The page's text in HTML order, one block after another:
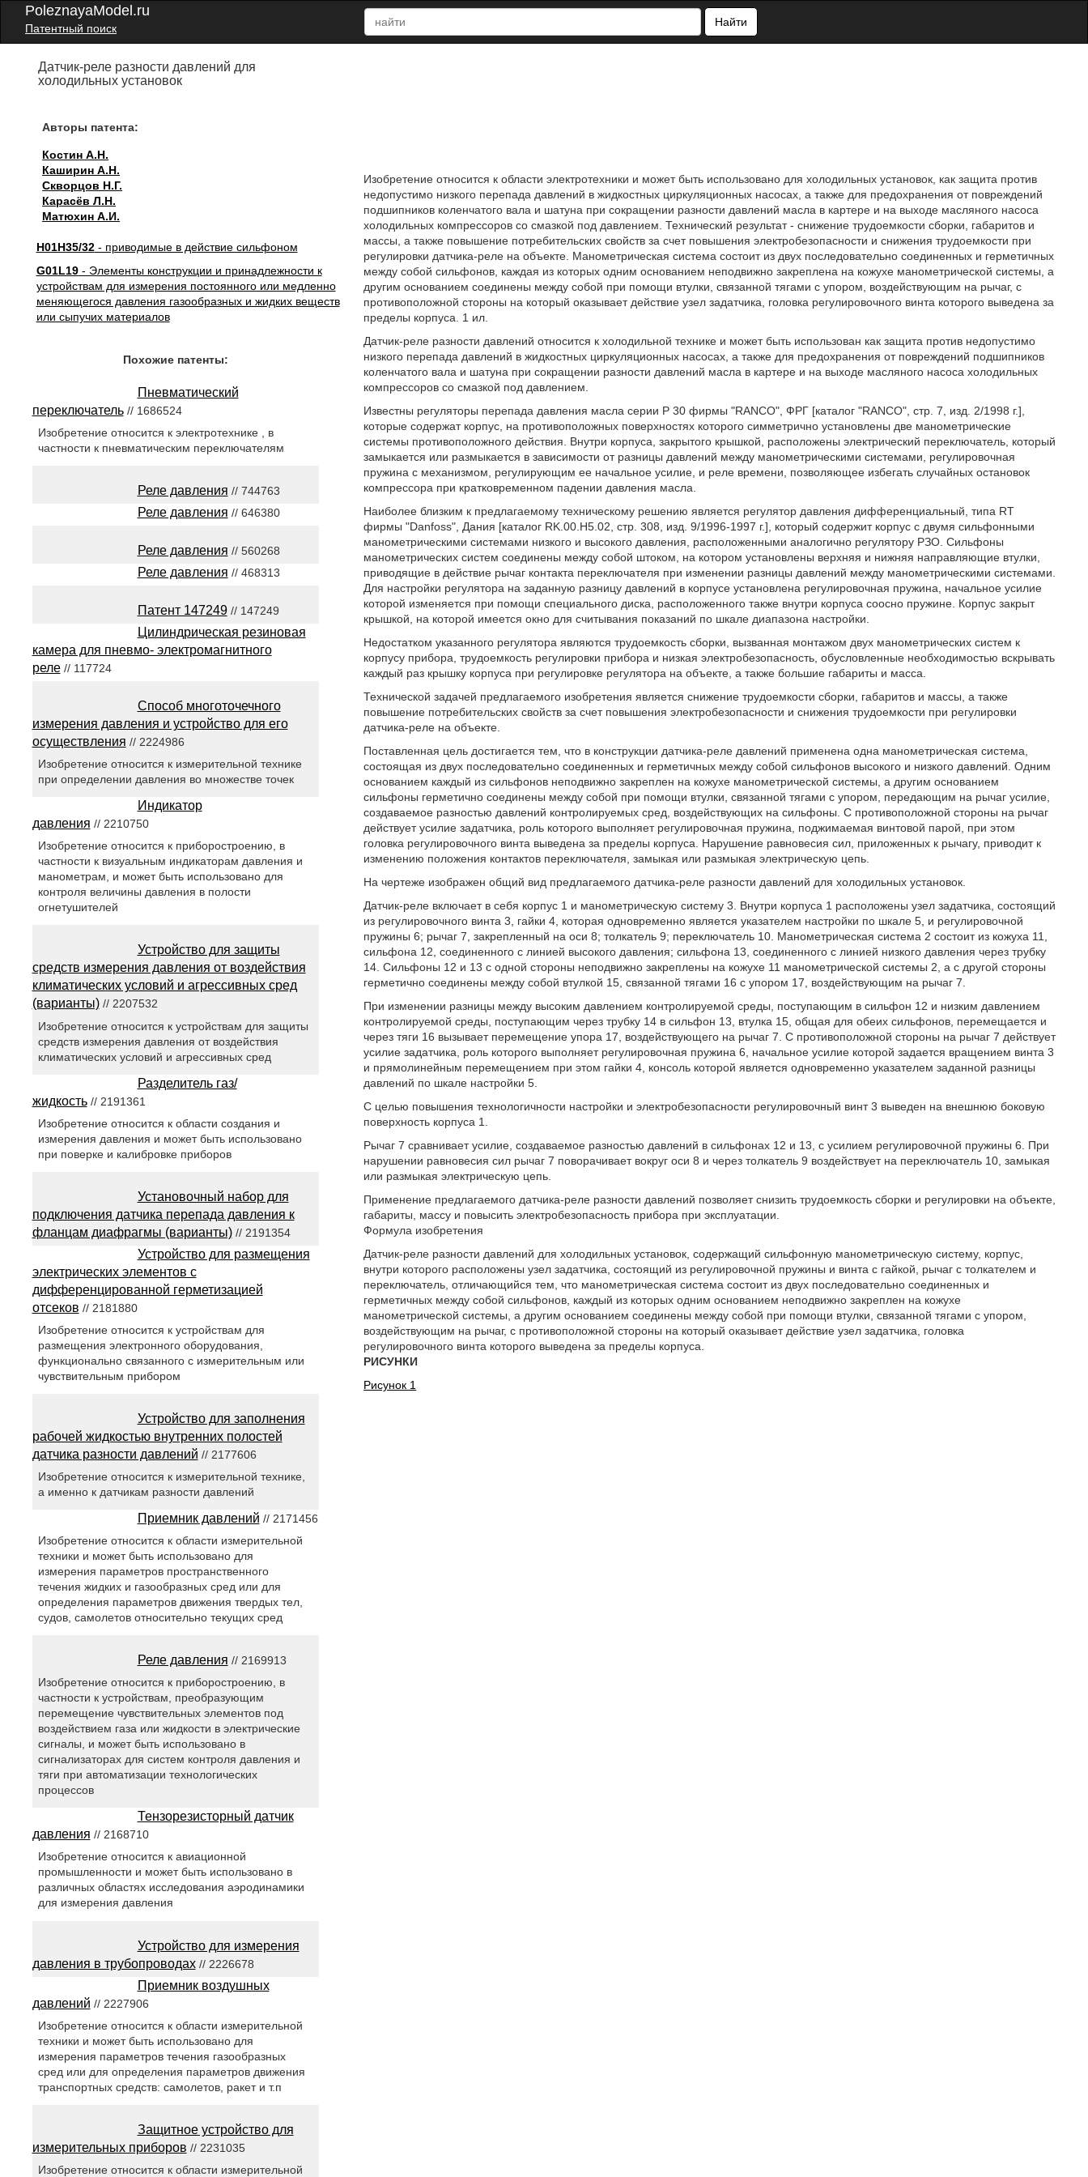
PoleznayaModel.ru
Патентный поиск
Найти
Датчик-реле разности давлений для
холодильных установок
Авторы патента:
Костин А.Н.
Каширин А.Н.
Скворцов Н.Г.
Карасёв Л.Н.
Матюхин А.И.
H01H35/32- приводимые в действие сильфоном
G01L19- Элементы конструкции и принадлежности к
устройствам для измерения постоянного или медленно
меняющегося давления газообразных и жидких веществ
или сыпучих материалов
Изобретение относится к области электротехники и может быть использовано для холодильных установок, как защита против
недопустимо низкого перепада давлений в жидкостных циркуляционных насосах, а также для предохранения от повреждений
подшипников коленчатого вала и шатуна при сокращении разности давлений масла в картере и на выходе масляного насоса
холодильных компрессоров со смазкой под давлением. Технический результат - снижение трудоемкости сборки, габаритов и
массы, а также повышение потребительских свойств за счет повышения электробезопасности и снижения трудоемкости при
регулировки датчика-реле на объекте. Манометрическая система состоит из двух последовательно соединенных и герметичных
между собой сильфонов, каждая из которых одним основанием неподвижно закреплена на кожухе манометрической системы, а
другим основанием соединены между собой при помощи втулки, связанной тягами с упором, воздействующим на рычаг, с
противоположной стороны на который оказывает действие узел задатчика, головка регулировочного винта которого выведена за
пределы корпуса. 1 ил.
Датчик-реле разности давлений относится к холодильной технике и может быть использован как защита против недопустимо
низкого перепада давлений в жидкостных циркуляционных насосах, а также для предохранения от повреждений подшипников
коленчатого вала и шатуна при сокращении разности давлений масла в картере и на выходе масляного насоса холодильных
компрессоров со смазкой под давлением.
Известны регуляторы перепада давления масла серии Р 30 фирмы "RANCO", ФРГ [каталог "RANCO", стр. 7, изд. 2/1998 г.],
которые содержат корпус, на противоположных поверхностях которого симметрично установлены две манометрические
системы противоположного действия. Внутри корпуса, закрытого крышкой, расположены электрический переключатель, который
замыкается или размыкается в зависимости от разницы давлений между манометрическими системами, регулировочная
пружина с механизмом, регулирующим ее начальное усилие, и реле времени, позволяющее избегать случайных остановок
компрессора при кратковременном падении давления масла.
Наиболее близким к предлагаемому техническому решению является регулятор давления дифференциальный, типа RT
фирмы "Danfoss", Дания [каталог RK.00.H5.02, стр. 308, изд. 9/1996-1997 г.], который содержит корпус с двумя сильфонными
манометрическими системами низкого и высокого давления, расположенными аналогично регулятору РЗО. Сильфоны
манометрических систем соединены между собой штоком, на котором установлены верхняя и нижняя направляющие втулки,
приводящие в действие рычаг контакта переключателя при изменении разницы давлений между манометрическими системами.
Для настройки регулятора на заданную разницу давлений в корпусе установлена регулировочная пружина, начальное усилие
которой изменяется при помощи специального диска, расположенного также внутри корпуса соосно пружине. Корпус закрыт
крышкой, на которой имеется окно для считывания показаний по шкале диапазона настройки.
Недостатком указанного регулятора являются трудоемкость сборки, вызванная монтажом двух манометрических систем к
корпусу прибора, трудоемкость регулировки прибора и низкая электробезопасность, обусловленные необходимостью вскрывать
каждый раз крышку корпуса при регулировке регулятора на объекте, а также большие габариты и масса.
Технической задачей предлагаемого изобретения является снижение трудоемкости сборки, габаритов и массы, а также
повышение потребительских свойств за счет повышения электробезопасности и снижения трудоемкости при регулировки
датчика-реле на объекте.
Поставленная цель достигается тем, что в конструкции датчика-реле давлений применена одна манометрическая система,
состоящая из двух последовательно соединенных и герметичных между собой сильфонов высокого и низкого давлений. Одним
основанием каждый из сильфонов неподвижно закреплен на кожухе манометрической системы, а другим основанием
сильфоны герметично соединены между собой при помощи втулки, связанной тягами с упором, передающим на рычаг усилие,
создаваемое разностью давлений контролируемых сред, воздействующих на сильфоны. С противоположной стороны на рычаг
действует усилие задатчика, роль которого выполняет регулировочная пружина, поджимаемая винтовой парой, при этом
головка регулировочного винта выведена за пределы корпуса. Нарушение равновесия сил, приложенных к рычагу, приводит к
изменению положения контактов переключателя, замыкая или размыкая электрическую цепь.
На чертеже изображен общий вид предлагаемого датчика-реле разности давлений для холодильных установок.
Датчик-реле включает в себя корпус 1 и манометрическую систему 3. Внутри корпуса 1 расположены узел задатчика, состоящий
из регулировочного винта 3, гайки 4, которая одновременно является указателем настройки по шкале 5, и регулировочной
пружины 6; рычаг 7, закрепленный на оси 8; толкатель 9; переключатель 10. Манометрическая система 2 состоит из кожуха 11,
сильфона 12, соединенного с линией высокого давления; сильфона 13, соединенного с линией низкого давления через трубку
14. Сильфоны 12 и 13 с одной стороны неподвижно закреплены на кожухе 11 манометрической системы 2, а с другой стороны
герметично соединены между собой втулкой 15, связанной тягами 16 с упором 17, воздействующим на рычаг 7.
При изменении разницы между высоким давлением контролируемой среды, поступающим в сильфон 12 и низким давлением
контролируемой среды, поступающим через трубку 14 в сильфон 13, втулка 15, общая для обеих сильфонов, перемещается и
через тяги 16 вызывает перемещение упора 17, воздействующего на рычаг 7. С противоположной стороны на рычаг 7 действует
усилие задатчика, роль которого выполняет регулировочная пружина 6, начальное усилие которой задается вращением винта 3
и прямолинейным перемещением при этом гайки 4, консоль которой является одновременно указателем заданной разницы
давлений по шкале настройки 5.
С целью повышения технологичности настройки и электробезопасности регулировочный винт 3 выведен на внешнюю боковую
поверхность корпуса 1.
Рычаг 7 сравнивает усилие, создаваемое разностью давлений в сильфонах 12 и 13, с усилием регулировочной пружины 6. При
нарушении равновесия сил рычаг 7 поворачивает вокруг оси 8 и через толкатель 9 воздействует на переключатель 10, замыкая
или размыкая электрическую цепь.
Применение предлагаемого датчика-реле разности давлений позволяет снизить трудоемкость сборки и регулировки на объекте,
габариты, массу и повысить электробезопасность прибора при эксплуатации.
Формула изобретения
Датчик-реле разности давлений для холодильных установок, содержащий сильфонную манометрическую систему, корпус,
внутри которого расположены узел задатчика, состоящий из регулировочной пружины и винта с гайкой, рычаг с толкателем и
переключатель, отличающийся тем, что манометрическая система состоит из двух последовательно соединенных и
герметичных между собой сильфонов, каждый из которых одним основанием неподвижно закреплен на кожухе
манометрической системы, а другим основанием соединены между собой при помощи втулки, связанной тягами с упором,
воздействующим на рычаг, с противоположной стороны на который оказывает действие узел задатчика, головка
регулировочного винта которого выведена за пределы корпуса.
РИСУНКИ
Рисунок 1
Похожие патенты:
Пневматический
переключатель// 1686524
Изобретение относится к электротехнике , в
частности к пневматическим переключателям
Реле давления // 744763
Реле давления // 646380
Реле давления // 560268
Реле давления // 468313
Патент 147249// 147249
Цилиндрическая резиновая
камера для пневмо- электромагнитного
реле// 117724
Способ многоточечного
измерения давления и устройство для его
осуществления // 2224986
Изобретение относится к измерительной технике
при определении давления во множестве точек
Индикатор
давления // 2210750
Изобретение относится к приборостроению, в
частности к визуальным индикаторам давления и
манометрам, и может быть использовано для
контроля величины давления в полости
огнетушителей
Устройство для защиты
средств измерения давления от воздействия
климатических условий и агрессивных сред
(варианты)// 2207532
Изобретение относится к устройствам для защиты
средств измерения давления от воздействия
климатических условий и агрессивных сред
Разделитель газ/
жидкость// 2191361
Изобретение относится к области создания и
измерения давления и может быть использовано
при поверке и калибровке приборов
Установочный набор для
подключения датчика перепада давления к
фланцам диафрагмы (варианты)// 2191354
Устройство для размещения
электрических элементов с
дифференцированной герметизацией
отсеков // 2181880
Изобретение относится к устройствам для
размещения электронного оборудования,
функционально связанного с измерительным или
чувствительным прибором
Устройство для заполнения
рабочей жидкостью внутренних полостей
датчика разности давлений // 2177606
Изобретение относится к измерительной технике,
а именно к датчикам разности давлений
Приемник давлений // 2171456
Изобретение относится к области измерительной
техники и может быть использовано для
измерения параметров пространственного
течения жидких и газообразных сред или для
определения параметров движения твердых тел,
судов, самолетов относительно текущих сред
Реле давления // 2169913
Изобретение относится к приборостроению, в
частности к устройствам, преобразующим
перемещение чувствительных элементов под
воздействием газа или жидкости в электрические
сигналы, и может быть использовано в
сигнализаторах для систем контроля давления и
тяги при автоматизации технологических
процессов
Тензорезисторный датчик
давления // 2168710
Изобретение относится к авиационной
промышленности и может быть использовано в
различных областях исследования аэродинамики
для измерения давления
Устройство для измерения
давления в трубопроводах// 2226678
Приемник воздушных
давлений // 2227906
Изобретение относится к области измерительной
техники и может быть использовано для
измерения параметров течения газообразных
сред или для определения параметров движения
транспортных средств: самолетов, ракет и т.п
Защитное устройство для
измерительных приборов // 2231035
Изобретение относится к области измерительной